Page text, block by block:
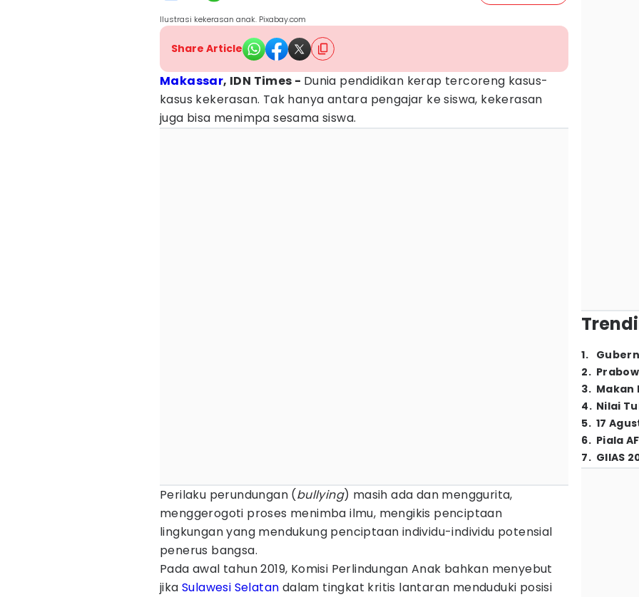
Ilustrasi kekerasan anak. Pixabay.com
Share Article
Makassar, IDN Times - Dunia pendidikan kerap tercoreng kasus-
kasus kekerasan. Tak hanya antara pengajar ke siswa, kekerasan
juga bisa menimpa sesama siswa.
Perilaku perundungan (bullying) masih ada dan menggurita,
menggerogoti proses menimba ilmu, mengikis penciptaan
lingkungan yang mendukung penciptaan individu-individu potensial
penerus bangsa.
Pada awal tahun 2019, Komisi Perlindungan Anak bahkan menyebut
jika Sulawesi Selatan dalam tingkat kritis lantaran menduduki posisi
1.
2.
3. Makan
4. Nilai
5. 17
6. Piala
7. GIIAS